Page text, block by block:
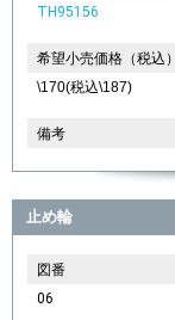
TH95156
希望小売価格（税込）
\170(税込\187)
備考
止め輪
図番
06